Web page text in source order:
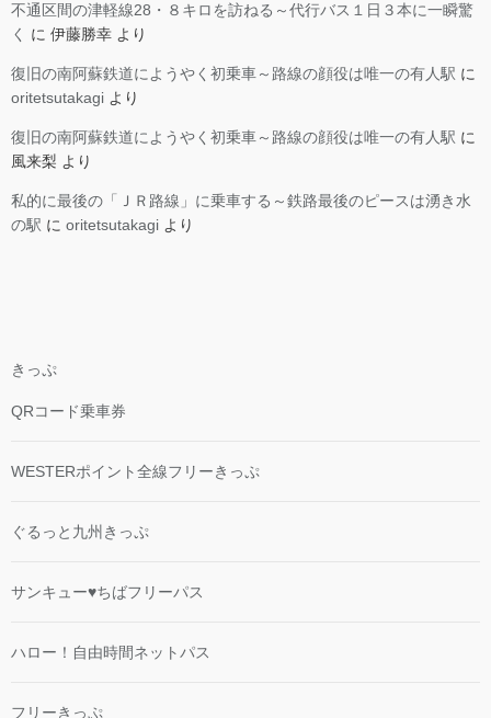
不通区間の津軽線28・８キロを訪ねる～代行バス１日３本に一瞬驚
く
に 伊藤勝幸 より
復旧の南阿蘇鉄道にようやく初乗車～路線の顔役は唯一の有人駅 に
oritetsutakagi より
復旧の南阿蘇鉄道にようやく初乗車～路線の顔役は唯一の有人駅 に
風来梨 より
私的に最後の「ＪＲ路線」に乗車する～鉄路最後のピースは湧き水
の駅 に oritetsutakagi より
きっぷ
QRコード乗車券
WESTERポイント全線フリーきっぷ
ぐるっと九州きっぷ
サンキュー♥ちばフリーパス
ハロー！自由時間ネットパス
フリーきっぷ